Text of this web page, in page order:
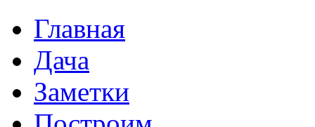
Главная
Дача
Заметки